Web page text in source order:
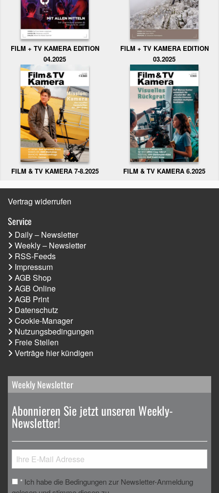
FILM + TV KAMERA EDITION
04.2025
FILM + TV KAMERA EDITION
03.2025
FILM & TV KAMERA 7-8.2025 FILM & TV KAMERA 6.2025
Vertrag widerrufen
Service
Daily – Newsletter
Weekly – Newsletter
RSS-Feeds
Impressum
AGB Shop
AGB Online
AGB Print
Datenschutz
Cookie-Manager
Nutzungsbedingungen
Freie Stellen
Verträge hier kündigen
Weekly Newsletter
Abonnieren Sie jetzt unseren Weekly-
Newsletter!
* Ich habe die Bedingungen zur Newsletter-Anmeldung